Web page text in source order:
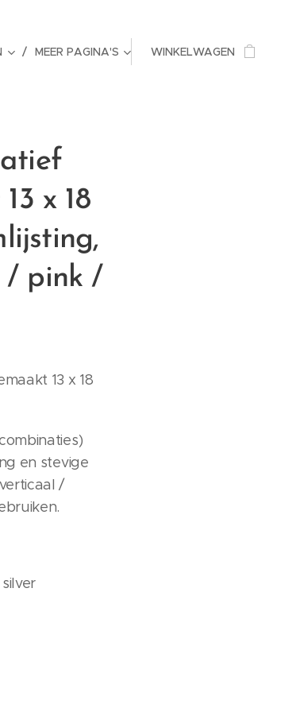
MEER PAGINA'S WINKELWAGEN
x 18
/ pink /
13 x 18
en stevige
/